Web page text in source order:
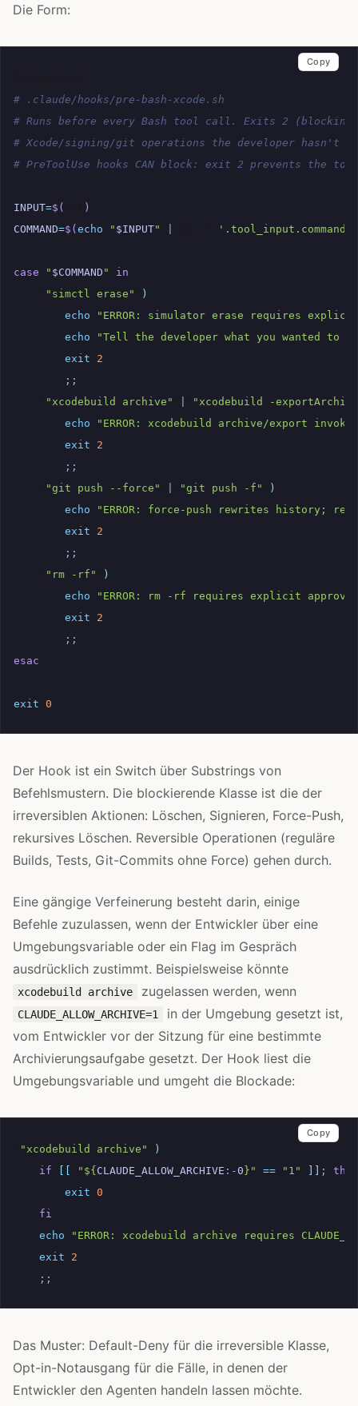
Die Form:
# .claude/hooks/pre-bash-xcode.sh
# Runs before every Bash tool call. Exits 2
# Xcode/signing/git operations the developer hasn't
# PreToolUse hooks CAN block: exit 2 prevents the
INPUT=$(
)
COMMAND=$( echo " $INPUT" '.tool_input.command
case " $COMMAND "
in
"simctl erase"
)
echo
"ERROR: simulator erase requires
echo
"Tell the developer what you wanted to
exit
2
;;
"xcodebuild archive"
"xcodebuild -
echo
"ERROR: xcodebuild archive/export
exit
2
;;
"git push --force" "git push -f"
)
echo
"ERROR: force-push rewrites history;
exit
2
;;
"rm -rf"
)
echo
"ERROR: rm -rf requires explicit
exit
2
;;
esac
exit 0
Copy
Der Hook ist ein Switch über Substrings von
Befehlsmustern. Die blockierende Klasse ist die der
irreversiblen Aktionen: Löschen, Signieren, Force-Push,
rekursives Löschen. Reversible Operationen (reguläre
Builds, Tests, Git-Commits ohne Force) gehen durch.
Eine gängige Verfeinerung besteht darin, einige
Befehle zuzulassen, wenn der Entwickler über eine
Umgebungsvariable oder ein Flag im Gespräch
ausdrücklich zustimmt. Beispielsweise könnte
xcodebuild archive zugelassen werden, wenn
CLAUDE_ALLOW_ARCHIVE=1
in der Umgebung gesetzt ist,
vom Entwickler vor der Sitzung für eine bestimmte
Archivierungsaufgabe gesetzt. Der Hook liest die
Umgebungsvariable und umgeht die Blockade:
"xcodebuild archive"
)
if
" ${ CLAUDE_ALLOW_ARCHIVE :-0 } " == "1" ;
then
exit 0
fi
echo
"ERROR: xcodebuild archive requires
exit
2
;;
Copy
Das Muster: Default-Deny für die irreversible Klasse,
Opt-in-Notausgang für die Fälle, in denen der
Entwickler den Agenten handeln lassen möchte.